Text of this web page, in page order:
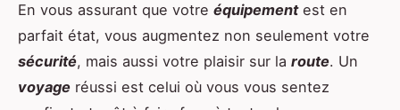
En vous assurant que votre équipementest en
parfait état, vous augmentez non seulement votre
sécurité, mais aussi votre plaisir sur la route. Un
voyage réussi est celui où vous vous sentez